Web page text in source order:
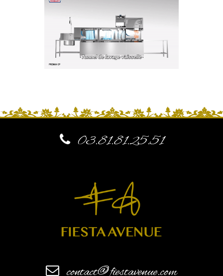
03.81.81.25.51
contact@fiestavenue.com